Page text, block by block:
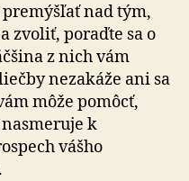
nad tým,
zvoliť, poraďte sa o
z nich vám
nezakáže ani sa
môže pomôcť,
k
vášho